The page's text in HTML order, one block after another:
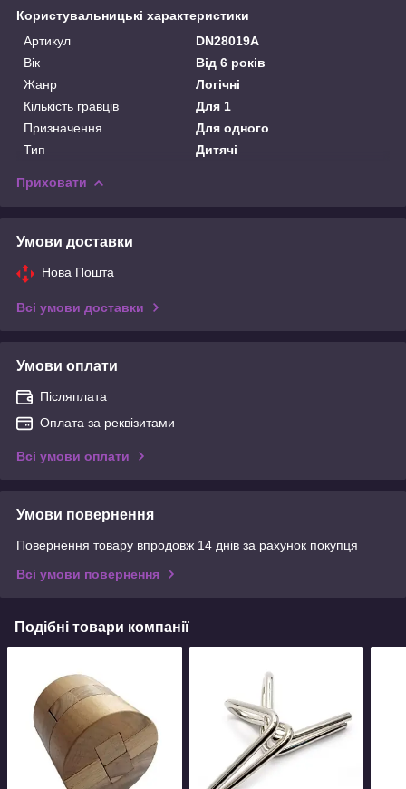
Користувальницькі характеристики
Артикул
DN28019A
Вік
Від 6 років
Жанр
Логічні
Кількість гравців
Для 1
Призначення
Для одного
Тип
Дитячі
Приховати
Умови доставки
Нова Пошта
Всі умови доставки
Умови оплати
Післяплата
Оплата за реквізитами
Всі умови оплати
Умови повернення
Повернення товару впродовж 14 днів за рахунок покупця
Всі умови повернення
Подібні товари компанії